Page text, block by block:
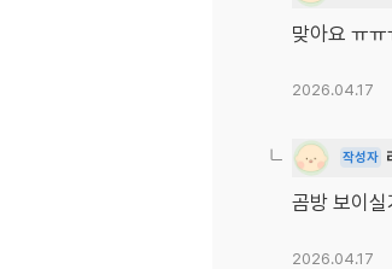
맞아요 ㅠ
2026.04.17
작성자
곰방 보이
2026.04.17